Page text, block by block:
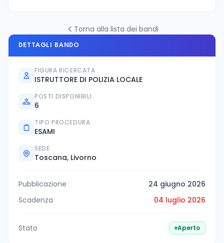
Torna alla lista dei bandi
DETTAGLI BANDO
FIGURA RICERCATA
ISTRUTTORE DI POLIZIA LOCALE
POSTI DISPONIBILI
6
TIPO PROCEDURA
ESAMI
SEDE
Toscana, Livorno
Pubblicazione
24 giugno 2026
Scadenza
04 luglio 2026
Stato Aperto